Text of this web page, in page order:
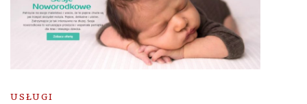
USŁUGI